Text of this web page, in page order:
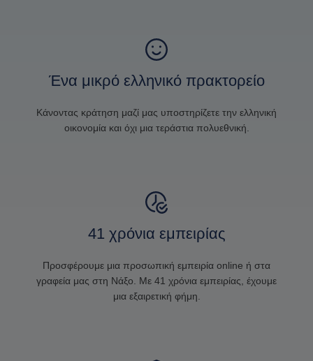
Ένα μικρό ελληνικό πρακτορείο
Κάνοντας κράτηση μαζί μας υποστηρίζετε την ελληνική
οικονομία και όχι μια τεράστια πολυεθνική.
41 χρόνια εμπειρίας
Προσφέρουμε μια προσωπική εμπειρία online ή στα
γραφεία μας στη Νάξο. Με 41 χρόνια εμπειρίας, έχουμε
μια εξαιρετική φήμη.